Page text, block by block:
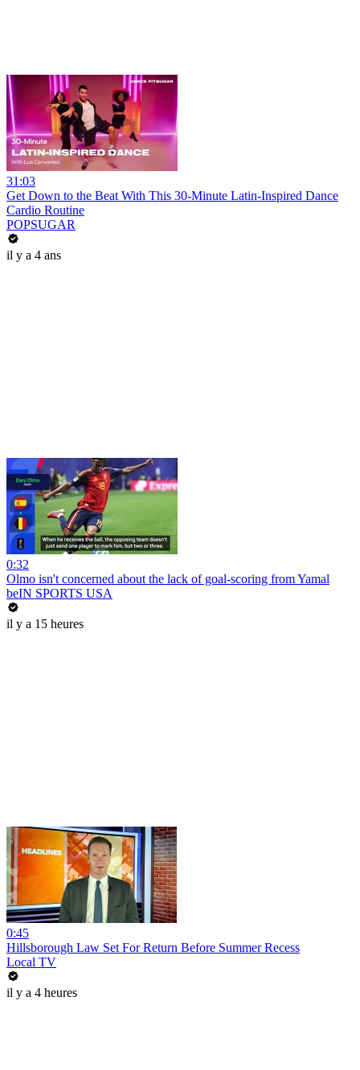
31:03
Get Down to the Beat With This 30-Minute Latin-Inspired Dance
Cardio Routine
POPSUGAR
il y a 4 ans
0:32
Olmo isn't concerned about the lack of goal-scoring from Yamal
beIN SPORTS USA
il y a 15 heures
0:45
Hillsborough Law Set For Return Before Summer Recess
Local TV
il y a 4 heures